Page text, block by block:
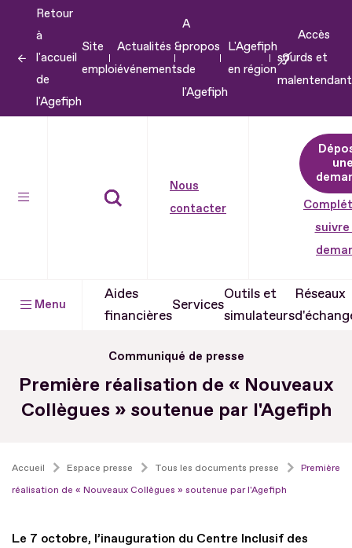
contenu
Retour
à
l'accueil
de
l'Agefiph
Site
emploi
Actualités &
événements
A
propos
de
l'Agefiph
L'Agefiph
en région
Accès
sourds et
Nous
contacter
suivre
Menu
Aides
financières
Services
Outils et
simulateurs
Réseaux
Communiqué de presse
Première réalisation de « Nouveaux
Collègues » soutenue par l'Agefiph
Accueil Espace presse Tous les documents presse
Première
réalisation de « Nouveaux Collègues » soutenue par l'Agefiph
Le 7 octobre, l’inauguration du Centre Inclusif des